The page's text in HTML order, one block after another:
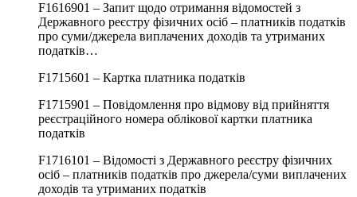
F1616901 – Запит щодо отримання відомостей з
Державного реєстру фізичних осіб – платників податків
про суми/джерела виплачених доходів та утриманих
податків…
F1715601 – Картка платника податків
F1715901 – Повідомлення про відмову від прийняття
реєстраційного номера облікової картки платника
податків
F1716101 – Відомості з Державного реєстру фізичних
осіб – платників податків про джерела/суми виплачених
доходів та утриманих податків